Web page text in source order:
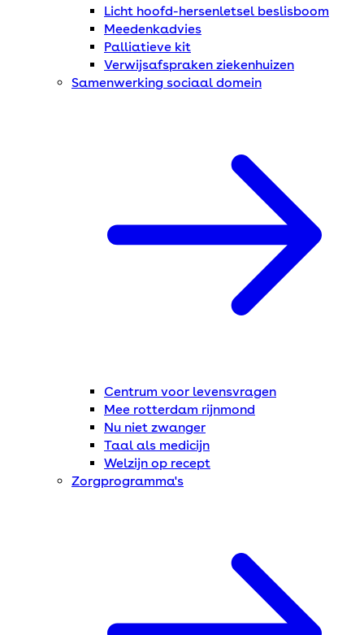
Licht hoofd-hersenletsel beslisboom
Meedenkadvies
Palliatieve kit
Verwijsafspraken ziekenhuizen
Samenwerking sociaal domein
Centrum voor levensvragen
Mee rotterdam rijnmond
Nu niet zwanger
Taal als medicijn
Welzijn op recept
Zorgprogramma's